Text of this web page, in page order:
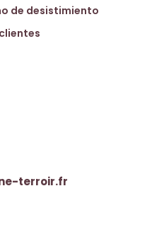
de desistimiento
terroir.fr